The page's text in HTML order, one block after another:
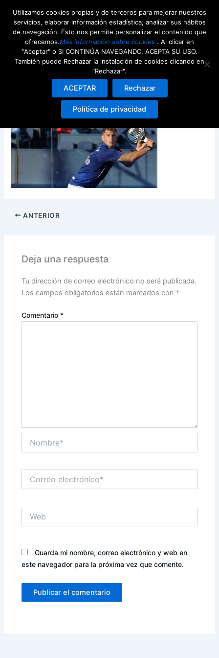
contenido
Ramiro-Moyano-1080×550
Deja un comentario / Porwebdeenjoy/15th junio 2017
ANTERIOR
Deja una respuesta
Tu dirección de correo electrónico no será publicada.
Los campos obligatorios están marcados con *
Comentario *
electrónico*
Guarda mi nombre, correo electrónico y web en
este navegador para la próxima vez que comente.
Utilizamos cookies propias y de terceros para mejorar nuestros
servicios, elaborar información estadística, analizar sus hábitos
de navegación. Esto nos permite personalizar el contenido que
ofrecemos.Más información sobre cookies . Al clicar en
"Aceptar" o SI CONTINÚA NAVEGANDO, ACEPTA SU USO.
También puede Rechazar la instalación de cookies clicando en
“Rechazar".
ACEPTAR Rechazar
Política de privacidad